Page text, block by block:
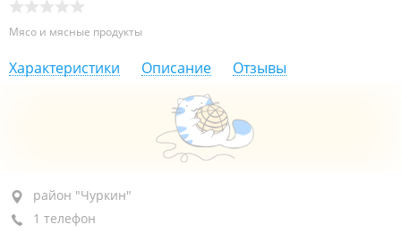
Мясо и мясные продукты
Характеристики Описание Отзывы
район "Чуркин", ул. Запорожская, 77
БЦ "City Hall"
район "Чуркин"
1 телефон